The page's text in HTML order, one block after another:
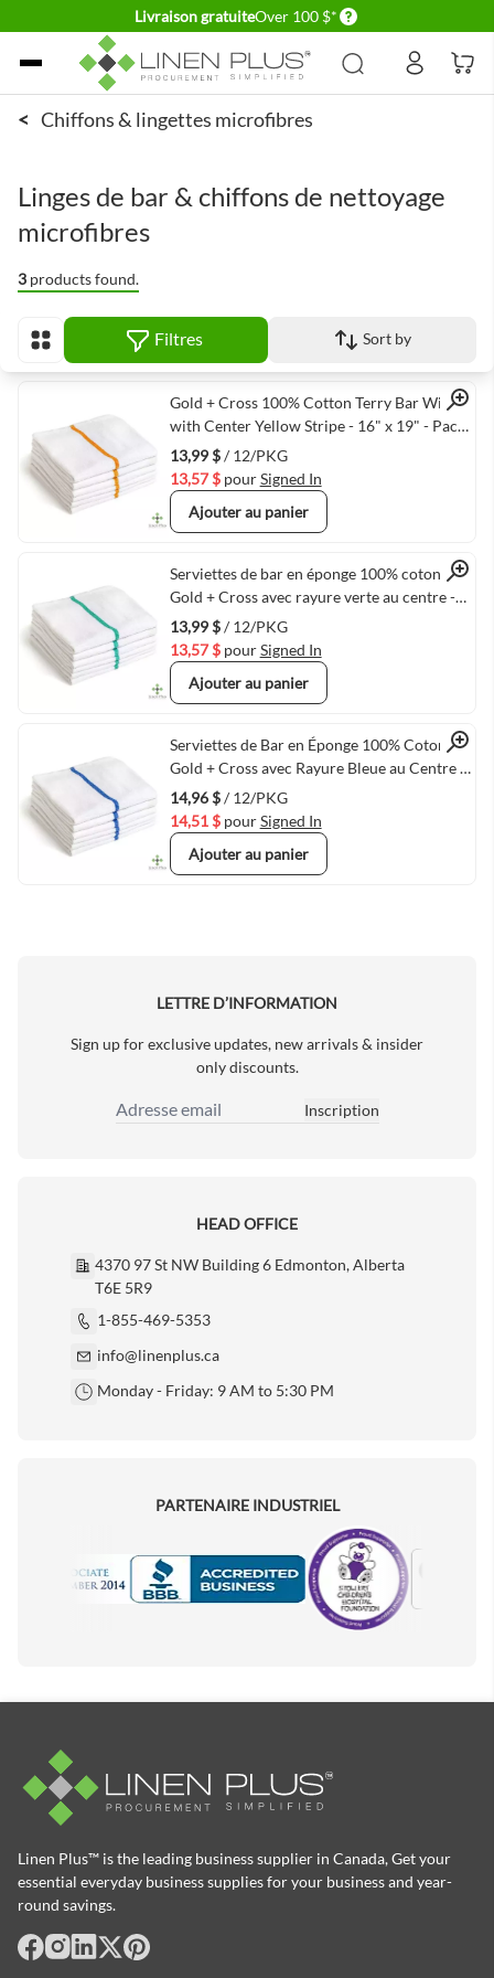
Livraison gratuiteOver 100 $* Delivery conditions
Allez au contenu
< Chiffons & lingettes microfibres
Linges de bar & chiffons de nettoyage
microfibres
3 products found.
Afficher en Filtres Sort by
Quick View
Gold + Cross 100% Cotton Terry Bar Wipes
with Center Yellow Stripe - 16" x 19" - Pack
of 12
13,99 $/ 12/PKG
13,57 $ pourSigned In
Ajouter au panier
Quick View
Serviettes de bar en éponge 100% coton
Gold + Cross avec rayure verte au centre -
16" x 19" - Pack de 12
13,99 $/ 12/PKG
13,57 $ pourSigned In
Ajouter au panier
Quick View
Serviettes de Bar en Éponge 100% Coton
Gold + Cross avec Rayure Bleue au Centre -
16" x 19" - Pack de 12
14,96 $/ 12/PKG
14,51 $ pourSigned In
Ajouter au panier
LETTRE D’INFORMATION
Sign up for exclusive updates, new arrivals & insider
only discounts.
Adresse email
Inscription
HEAD OFFICE
4370 97 St NW Building 6 Edmonton, Alberta
T6E 5R9
1-855-469-5353
info@linenplus.ca
Monday - Friday: 9 AM to 5:30 PM
PARTENAIRE INDUSTRIEL
Motorola
Linen Plus™ is the leading business supplier in Canada, Get your
essential everyday business supplies for your business and year-
round savings.